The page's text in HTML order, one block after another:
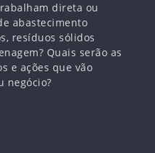
direta ou
abastecimento
resíduos sólidos
Quais serão as
e ações que vão
negócio?